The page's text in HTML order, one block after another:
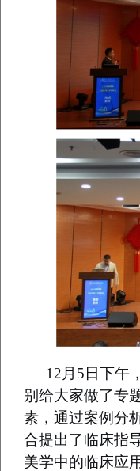
12月5日下午，
别给大家做了专
素 ，通过案例分
合提出了临床指
美学中的临床应